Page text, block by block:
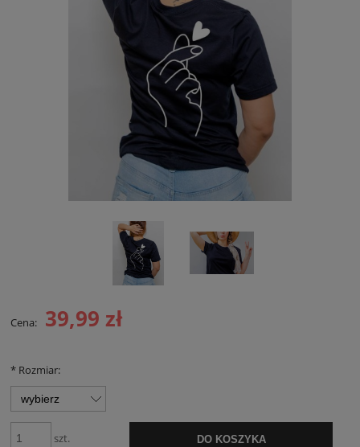
Cena: 39,99 zł
* Rozmiar:
szt. DO KOSZYKA